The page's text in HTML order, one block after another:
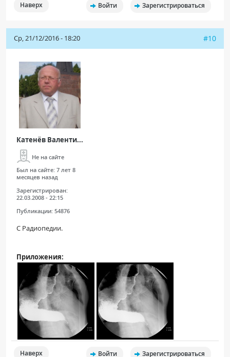
Наверх Войти Зарегистрироваться
Ср, 21/12/2016 - 18:20 #10
Катенёв Валенти...
Не на сайте
Был на сайте: 7 лет 8
месяцев назад
Зарегистрирован:
22.03.2008 - 22:15
Публикации: 54876
С Радиопедии.
Приложения:
Наверх Войти Зарегистрироваться